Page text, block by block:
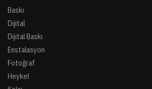
Baskı
Dijital
Dijital Baskı
Enstalasyon
Fotoğraf
Heykel